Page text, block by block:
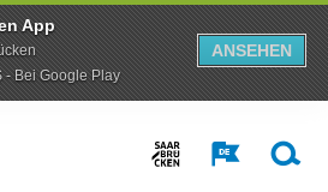
App
- Bei Google Play
ANSEHEN